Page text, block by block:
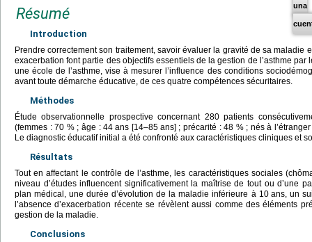
una
Résumé
Introduction
Prendre correctement son traitement, savoir évaluer la gravité de sa maladie
exacerbation font partie des objectifs essentiels de la gestion de l’asthme
une école de l’asthme, vise à mesurer l’influence des conditions
avant toute démarche éducative, de ces quatre compétences sécuritaires.
Méthodes
Étude observationnelle prospective concernant 280 patients
(femmes : 70 % ; âge : 44 ans [14–85 ans] ; précarité : 48 % ; nés à
Le diagnostic éducatif initial a été confronté aux caractéristiques cliniques et
Résultats
Tout en affectant le contrôle de l’asthme, les caractéristiques sociales
niveau d’études influencent significativement la maîtrise de tout ou d’une
plan médical, une durée d’évolution de la maladie inférieure à 10 ans, un
l’absence d’exacerbation récente se révèlent aussi comme des éléments
gestion de la maladie.
Conclusions